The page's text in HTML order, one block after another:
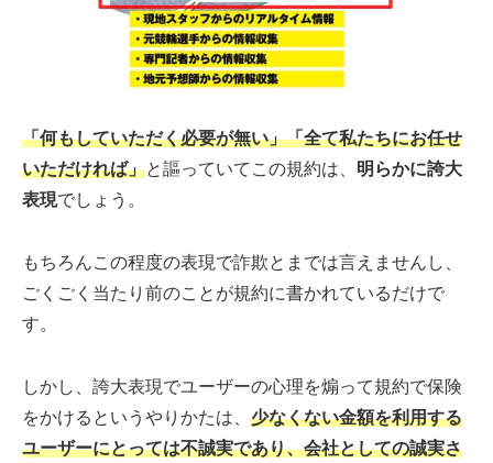
「何もしていただく必要が無い」「全て私たちにお任せ
いただければ」と謳っていてこの規約は、 明らかに誇大
表現でしょう。
もちろんこの程度の表現で詐欺とまでは言えませんし、
ごくごく当たり前のことが規約に書かれているだけで
す。
しかし、誇大表現でユーザーの心理を煽って規約で保険
をかけるというやりかたは、 少なくない金額を利用する
ユーザーにとっては不誠実であり、会社としての誠実さ